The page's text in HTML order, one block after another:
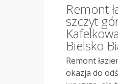
Remont
szczyt
Bielsko
Remont
okazja do